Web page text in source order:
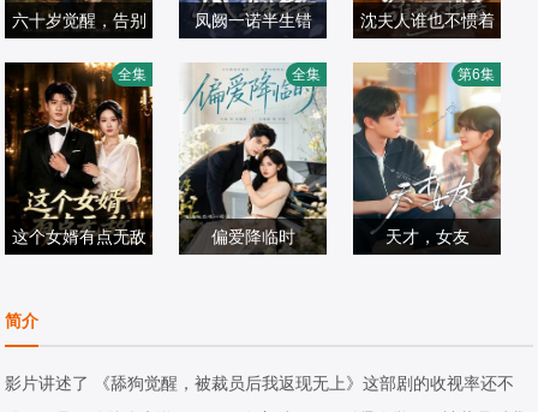
六十岁觉醒，告别
青
国产剧
2026/中国大陆
凤阙一诺半生错
国产剧
2026/中国大陆
沈夫人谁也不惯着
国产剧
2026/中国大陆
这个女婿有点无敌
国产剧
2026/中国大陆
全集
偏爱降临时
2026/中国大陆
全集
天才，女友
2026/中国大陆
第6集
简介
影片讲述了 《舔狗觉醒，被裁员后我返现无上》这部剧的收视率还不